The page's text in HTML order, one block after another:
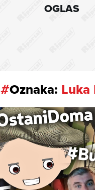
OGLAS
#Oznaka: Luka